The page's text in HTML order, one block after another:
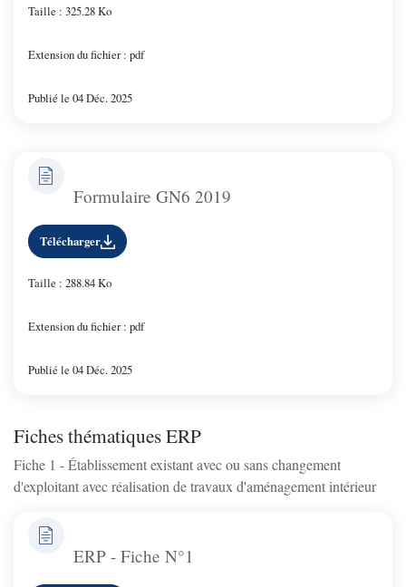
Taille : 325.28 Ko
Extension du fichier : pdf
Publié le 04 Déc. 2025
Formulaire GN6 2019
Télécharger
Taille : 288.84 Ko
Extension du fichier : pdf
Publié le 04 Déc. 2025
Fiches thématiques ERP
Fiche 1 - Établissement existant avec ou sans changement
d'exploitant avec réalisation de travaux d'aménagement intérieur
ERP - Fiche N°1